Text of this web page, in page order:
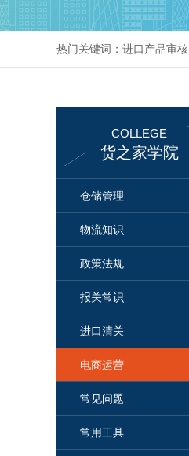
热门关键词： 进口产品审核
COLLEGE
货之家学院
仓储管理
物流知识
政策法规
报关常识
进口清关
电商运营
常见问题
常用工具